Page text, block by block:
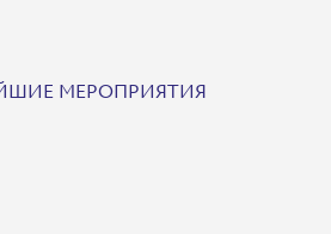
МЕРОПРИЯТИЯ